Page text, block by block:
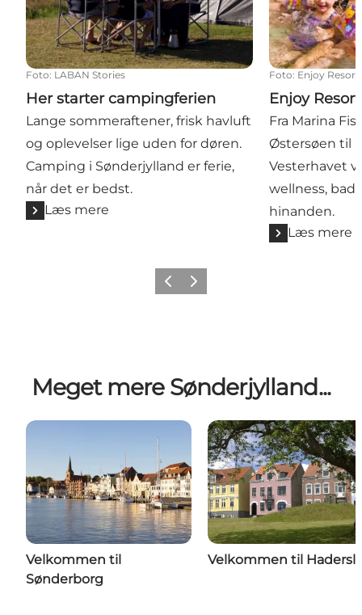
Foto: LABAN Stories
Her starter campingferien
Lange sommeraftener, frisk havluft
og oplevelser lige uden for døren.
Camping i Sønderjylland er ferie,
når det er bedst.
Læs mere
Foto: Enjoy
Enjoy
Fra Marina
Østersøen til
Vesterhavet
wellness,
hinanden.
Læs mere
ForrigeNæste
Meget mere Sønderjylland...
Velkommen til
Sønderborg
Velkommen til